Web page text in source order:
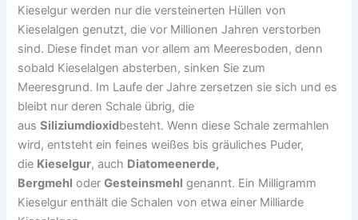
Kieselgur werden nur die versteinerten Hüllen von
Kieselalgen genutzt, die vor Millionen Jahren verstorben
sind. Diese findet man vor allem am Meeresboden, denn
sobald Kieselalgen absterben, sinken Sie zum
Meeresgrund. Im Laufe der Jahre zersetzen sie sich und es
bleibt nur deren Schale übrig, die
ausSiliziumdioxidbesteht. Wenn diese Schale zermahlen
wird, entsteht ein feines weißes bis gräuliches Puder,
die Kieselgur, auch Diatomeenerde,
Bergmehl oderGesteinsmehl genannt. Ein Milligramm
Kieselgur enthält die Schalen von etwa einer Milliarde